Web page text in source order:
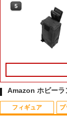
5
5
Amazon ホビーラ
フィギュア プ